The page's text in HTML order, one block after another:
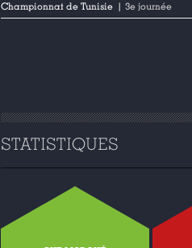
Championnat de Tunisie | 3e journée
STATISTIQUES